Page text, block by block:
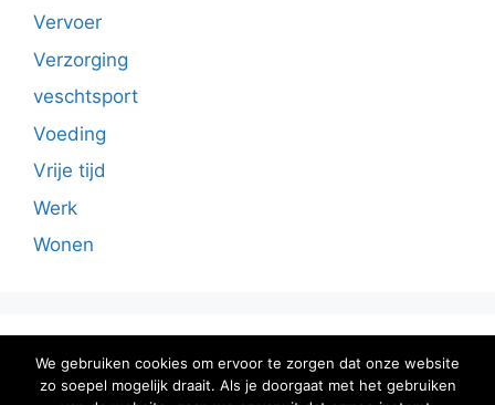
Vervoer
Verzorging
veschtsport
Voeding
Vrije tijd
Werk
Wonen
Sitemap
We gebruiken cookies om ervoor te zorgen dat onze website
zo soepel mogelijk draait. Als je doorgaat met het gebruiken